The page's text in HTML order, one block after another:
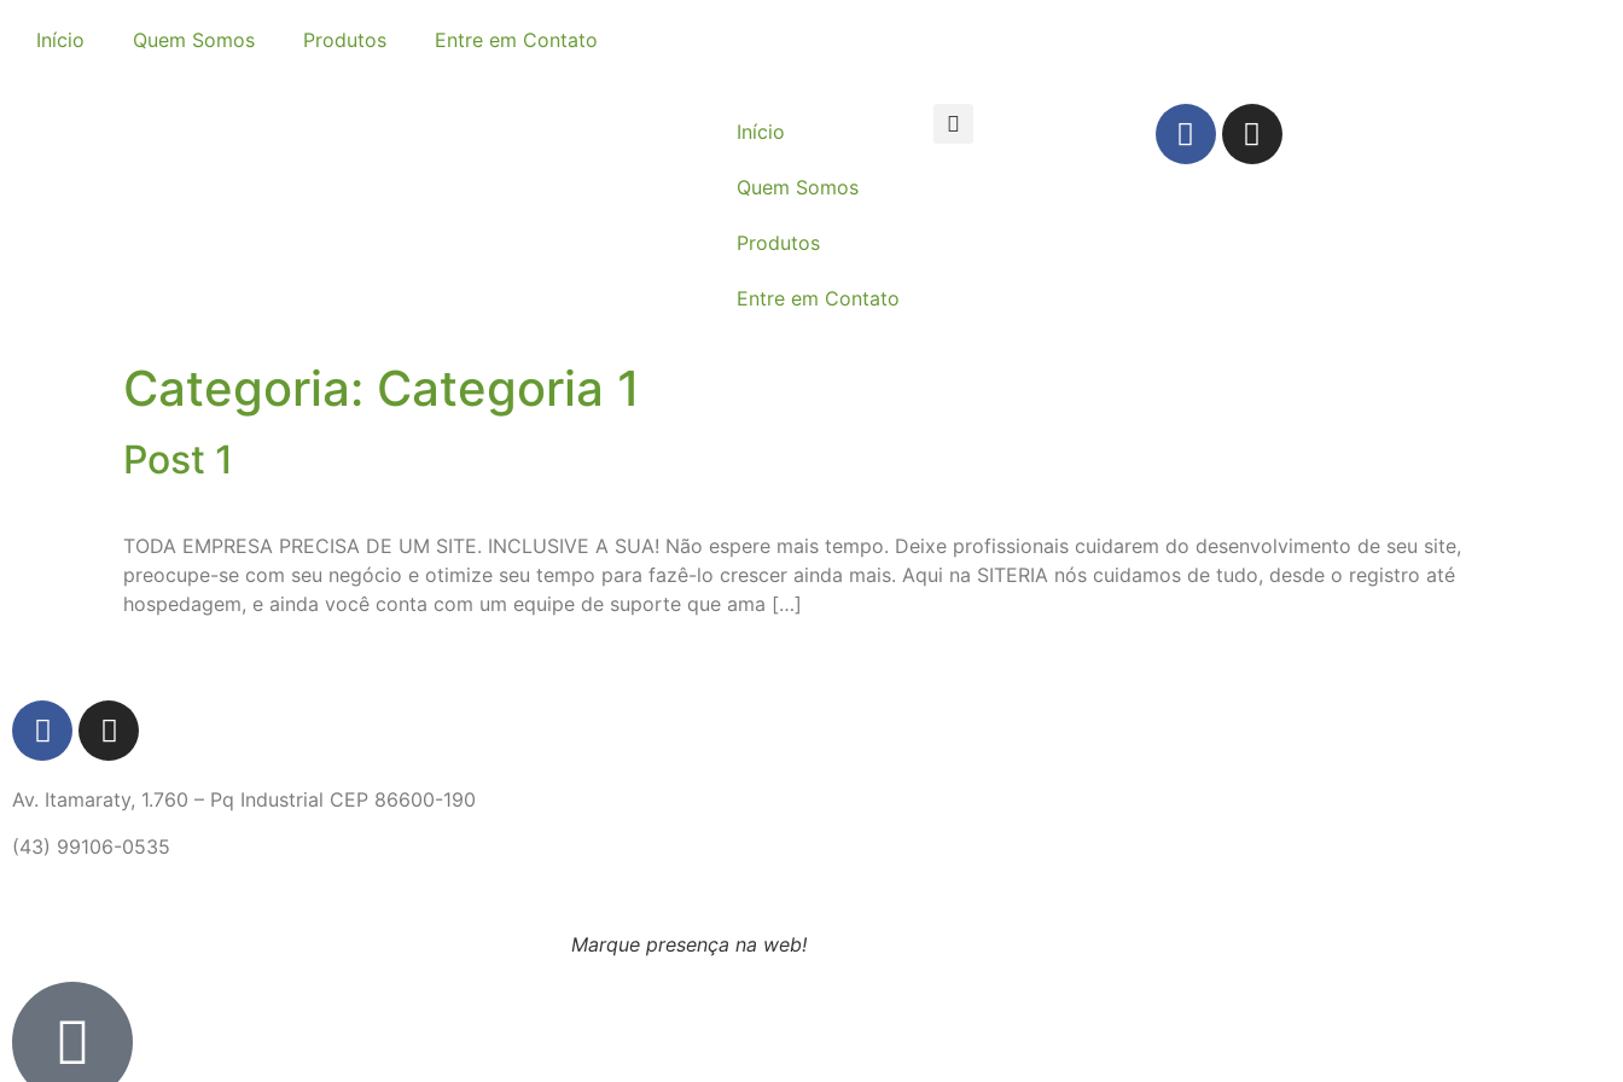
Início Quem Somos Produtos Entre em Contato
Início
Quem Somos
Produtos
Entre em Contato
Categoria: Categoria 1
Post 1
TODA EMPRESA PRECISA DE UM SITE. INCLUSIVE A SUA! Não espere mais tempo. Deixe profissionais cuidarem do desenvolvimento de seu site,
preocupe-se com seu negócio e otimize seu tempo para fazê-lo crescer ainda mais. Aqui na SITERIA nós cuidamos de tudo, desde o registro até
hospedagem, e ainda você conta com um equipe de suporte que ama […]
Av. Itamaraty, 1.760 – Pq Industrial CEP 86600-190
(43) 99106-0535
Marque presença na web!